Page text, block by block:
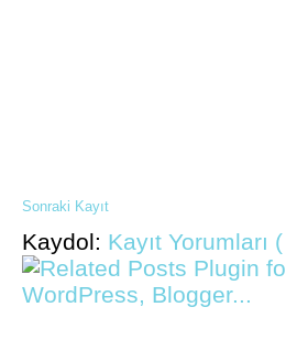
Sonraki Kayıt
Kaydol: Kayıt Yorumları